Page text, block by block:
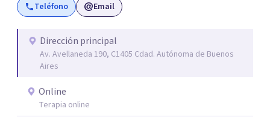
Teléfono Email
Dirección principal
Av. Avellaneda 190, C1405 Cdad. Autónoma de Buenos
Aires
Online
Terapia online